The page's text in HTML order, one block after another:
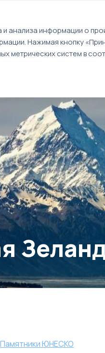
Круизы
Памятники ЮНЕСКО
информации о
Нажимая кнопку
метрических систем в